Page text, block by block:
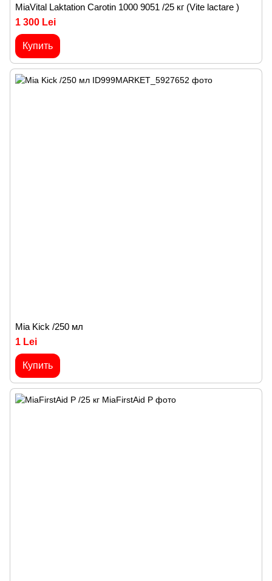
MiaVital Laktation Carotin 1000 9051 /25 кг (Vite lactare )
1 300 Lei
Купить
Mia Kick /250 мл
1 Lei
Купить